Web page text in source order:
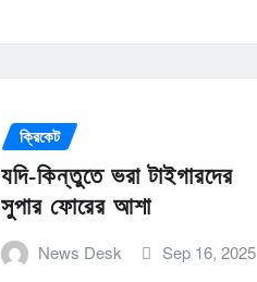
ক্রিকেট
যদি-কিন্তুতে ভরা টাইগারদের
সুপার ফোরের আশা
News Desk Sep 16, 2025